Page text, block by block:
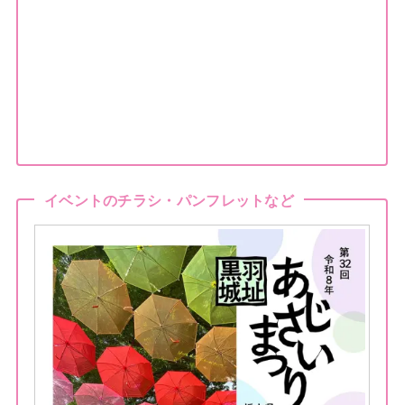
イベントのチラシ・パンフレットなど